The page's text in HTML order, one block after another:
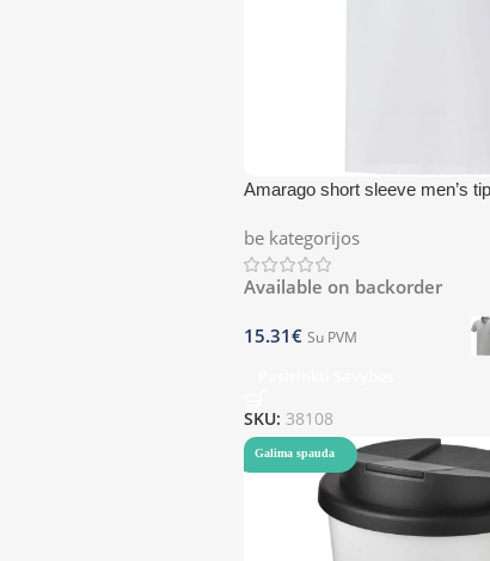
Amarago short sleeve men’s
be kategorijos
Available on backorder
15.31€ Su PVM
SKU: 38108
Galima spauda